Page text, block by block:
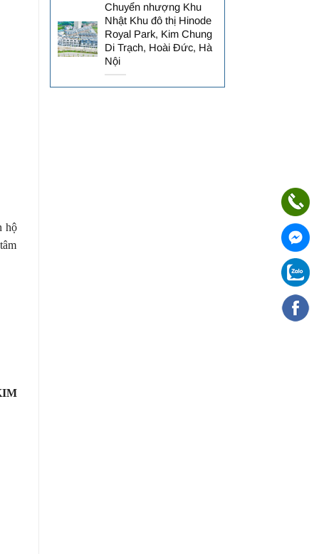
hộ
Chuyển nhượng Khu
Nhật Khu đô thị Hinode
Royal Park, Kim Chung
Di Trạch, Hoài Đức, Hà
Nội